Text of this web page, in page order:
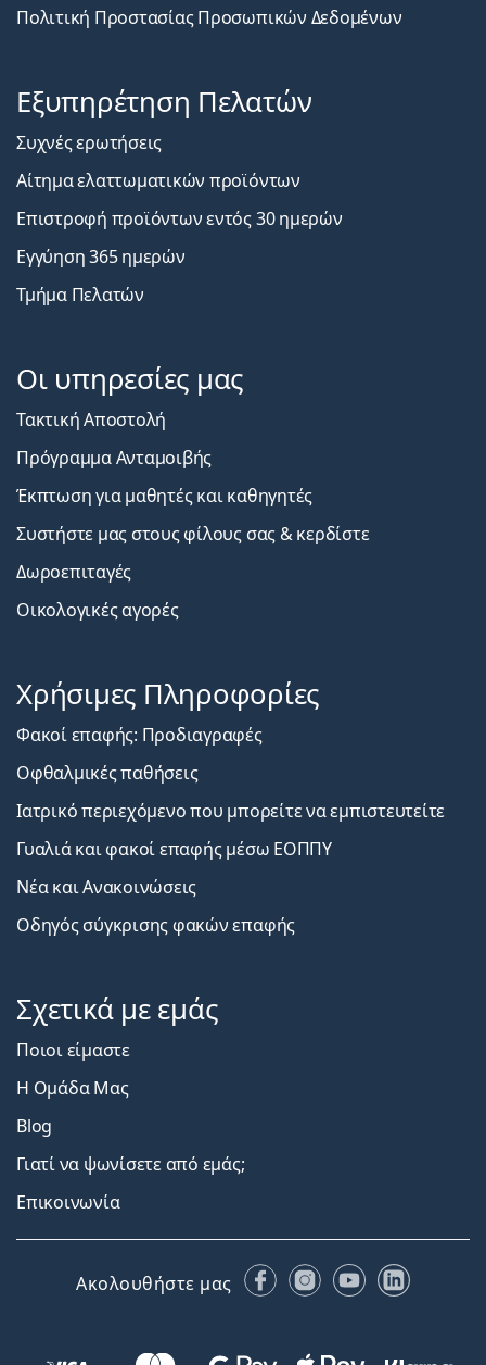
Πολιτική Προστασίας Προσωπικών Δεδομένων
Εξυπηρέτηση Πελατών
Συχνές ερωτήσεις
Αίτημα ελαττωματικών προϊόντων
Επιστροφή προϊόντων εντός 30 ημερών
Εγγύηση 365 ημερών
Τμήμα Πελατών
Οι υπηρεσίες μας
Τακτική Αποστολή
Πρόγραμμα Ανταμοιβής
Έκπτωση για μαθητές και καθηγητές
Συστήστε μας στους φίλους σας & κερδίστε
Δωροεπιταγές
Οικολογικές αγορές
Χρήσιμες Πληροφορίες
Φακοί επαφής: Προδιαγραφές
Οφθαλμικές παθήσεις
Ιατρικό περιεχόμενο που μπορείτε να εμπιστευτείτε
Γυαλιά και φακοί επαφής μέσω ΕΟΠΠΥ
Νέα και Ανακοινώσεις
Οδηγός σύγκρισης φακών επαφής
Σχετικά με εμάς
Ποιοι είμαστε
Η Ομάδα Μας
Blog
Γιατί να ψωνίσετε από εμάς;
Επικοινωνία
Ακολουθήστε μας FacebookInstagram
YouTubeLinkedIn